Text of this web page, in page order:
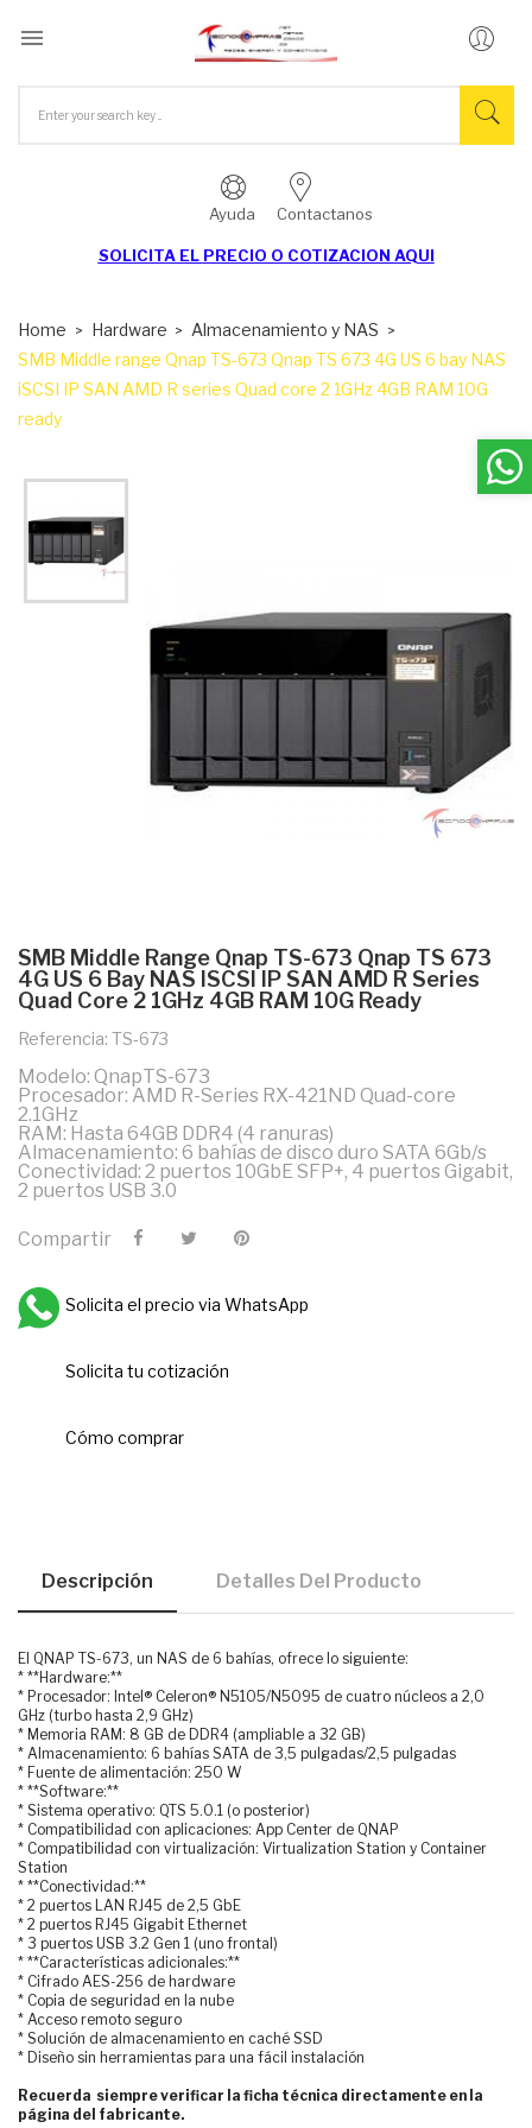

Ayuda Contactanos
SOLICITA EL PRECIO O COTIZACION AQUI
Home Hardware
Almacenamiento y NAS
SMB Middle range Qnap TS-673 Qnap TS 673 4G US 6 bay NAS
iSCSI IP SAN AMD R series Quad core 2 1GHz 4GB RAM 10G
ready
SMB Middle Range Qnap TS-673 Qnap TS 673
4G US 6 Bay NAS ISCSI IP SAN AMD R Series
Quad Core 2 1GHz 4GB RAM 10G Ready
Referencia: TS-673
Modelo: QnapTS-673
Procesador: AMD R-Series RX-421ND Quad-core
2.1GHz
RAM: Hasta 64GB DDR4 (4 ranuras)
Almacenamiento: 6 bahías de disco duro SATA 6Gb/s
Conectividad: 2 puertos 10GbE SFP+, 4 puertos Gigabit,
2 puertos USB 3.0
Compartir
Solicita el precio via WhatsApp
Solicita tu cotización
Cómo comprar
Descripción Detalles Del Producto
El QNAP TS-673, un NAS de 6 bahías, ofrece lo siguiente:
* **Hardware:**
* Procesador: Intel® Celeron® N5105/N5095 de cuatro núcleos a 2,0
GHz (turbo hasta 2,9 GHz)
* Memoria RAM: 8 GB de DDR4 (ampliable a 32 GB)
* Almacenamiento: 6 bahías SATA de 3,5 pulgadas/2,5 pulgadas
* Fuente de alimentación: 250 W
* **Software:**
* Sistema operativo: QTS 5.0.1 (o posterior)
* Compatibilidad con aplicaciones: App Center de QNAP
* Compatibilidad con virtualización: Virtualization Station y Container
Station
* **Conectividad:**
* 2 puertos LAN RJ45 de 2,5 GbE
* 2 puertos RJ45 Gigabit Ethernet
* 3 puertos USB 3.2 Gen 1 (uno frontal)
* **Características adicionales:**
* Cifrado AES-256 de hardware
* Copia de seguridad en la nube
* Acceso remoto seguro
* Solución de almacenamiento en caché SSD
* Diseño sin herramientas para una fácil instalación
Recuerda siempre verificar la ficha técnica directamente en la
página del fabricante.